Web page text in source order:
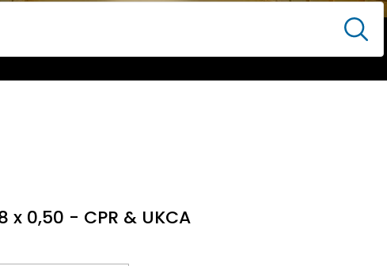
0,50 - CPR & UKCA